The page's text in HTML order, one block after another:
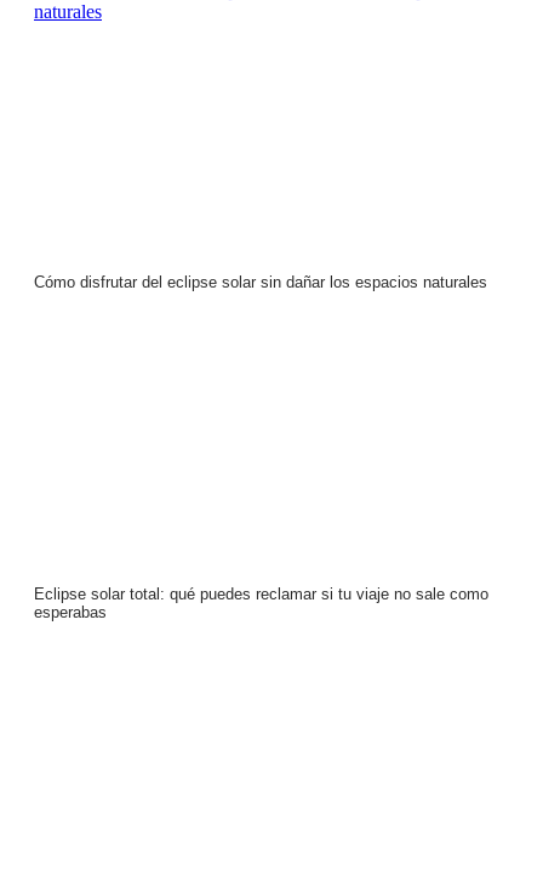
Cómo disfrutar del eclipse solar sin dañar los espacios naturales
Eclipse solar total: qué puedes reclamar si tu viaje no sale como
esperabas